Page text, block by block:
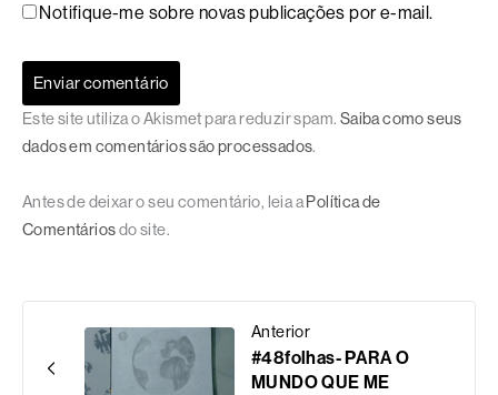
Notifique-me sobre novas publicações por e-mail.
Este site utiliza o Akismet para reduzir spam. Saiba como seus
dados em comentários são processados.
Antes de deixar o seu comentário, leia aPolítica de
Comentáriosdo site.
Anterior
#48folhas- PARA O
MUNDO QUE ME